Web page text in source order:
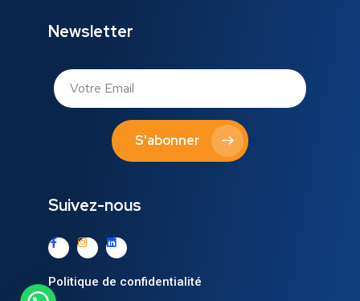
Newsletter
S'abonner
Suivez-nous
Politique de confidentialité